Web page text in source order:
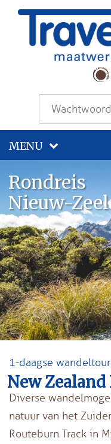
MENU
Rondreis
Nieuw-
1-daagse
New
Diverse
natuur van het
Routeburn Track in